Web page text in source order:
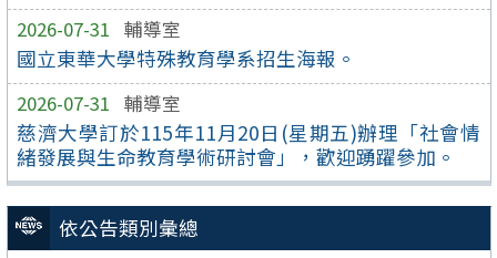
2026-07-31 輔導室
國立東華大學特殊教育學系招生海報。
2026-07-31 輔導室
慈濟大學訂於115年11月20日(星期五)辦理「社會情
緒發展與生命教育學術研討會」，歡迎踴躍參加。
依公告類別彙總